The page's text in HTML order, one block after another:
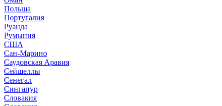
Польша
Португалия
Руанда
Румыния
США
Сан-Марино
Саудовская Аравия
Сейшеллы
Сенегал
Сингапур
Словакия